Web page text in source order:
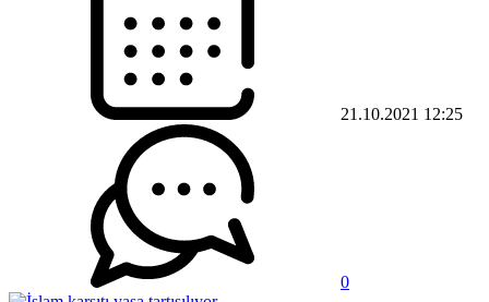
21.10.2021 12:25
0